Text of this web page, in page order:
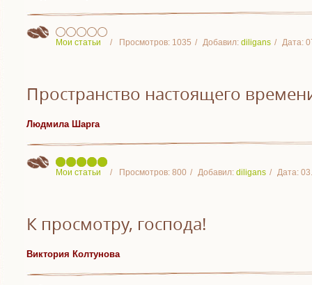
Мои статьи Просмотров: 1035 Добавил: diligans Дата:
Пространство настоящего
Людмила Шарга
Мои статьи Просмотров: 800 Добавил: diligans Дата:
К просмотру, господа!
Виктория Колтунова